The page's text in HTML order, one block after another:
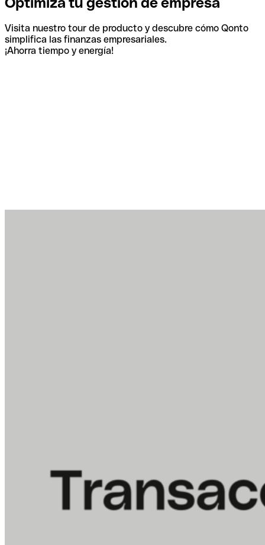
Visita nuestro tour de producto y descubre cómo Qonto
simplifica las finanzas empresariales.
¡Ahorra tiempo y energía!